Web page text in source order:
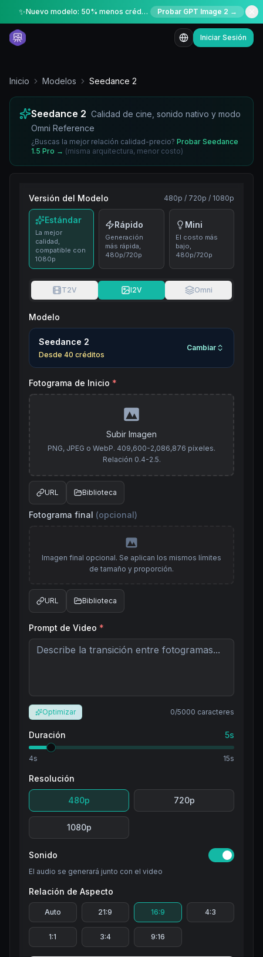
✨ Nuevo modelo: 50% menos créditos por tiempo limitado Probar GPT Image 2 →
Iniciar Sesión
Inicio Modelos Seedance 2
Seedance 2 Calidad de cine, sonido nativo y modo
Omni Reference
¿Buscas la mejor relación calidad-precio? Probar Seedance
1.5 Pro → (misma arquitectura, menor costo)
Versión del Modelo 480p / 720p / 1080p
Estándar
La mejor
calidad,
compatible con
1080p
Rápido
Generación
más rápida,
480p/720p
Mini
El costo más
bajo,
480p/720p
T2V I2V Omni
Modelo
Seedance 2
Desde 40 créditos
Cambiar
Fotograma de Inicio *
Subir Imagen
PNG, JPEG o WebP. 409,600-2,086,876 píxeles.
Relación 0.4-2.5.
URL Biblioteca
Fotograma final (opcional)
Imagen final opcional. Se aplican los mismos límites
de tamaño y proporción.
URL Biblioteca
Prompt de Video *
Optimizar 0/5000 caracteres
Duración 5s
4s 15s
Resolución
480p 720p
1080p
Sonido
El audio se generará junto con el video
Relación de Aspecto
Auto 21:9 16:9 4:3
1:1 3:4 9:16